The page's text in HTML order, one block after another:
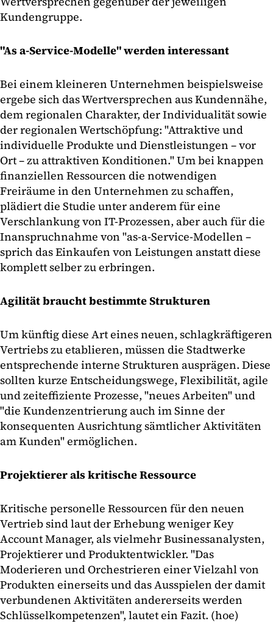
Kundengruppe.
"As a-Service-Modelle" werden interessant
Bei einem kleineren Unternehmen beispielsweise
ergebe sich das Wertversprechen aus Kundennähe,
dem regionalen Charakter, der Individualität sowie
der regionalen Wertschöpfung: "Attraktive und
individuelle Produkte und Dienstleistungen – vor
Ort – zu attraktiven Konditionen." Um bei knappen
finanziellen Ressourcen die notwendigen
Freiräume in den Unternehmen zu schaffen,
plädiert die Studie unter anderem für eine
Verschlankung von IT-Prozessen, aber auch für die
Inanspruchnahme von "as-a-Service-Modellen –
sprich das Einkaufen von Leistungen anstatt diese
komplett selber zu erbringen.
Agilität braucht bestimmte Strukturen
Um künftig diese Art eines neuen, schlagkräftigeren
Vertriebs zu etablieren, müssen die Stadtwerke
entsprechende interne Strukturen ausprägen. Diese
sollten kurze Entscheidungswege, Flexibilität, agile
und zeiteffiziente Prozesse, "neues Arbeiten" und
"die Kundenzentrierung auch im Sinne der
konsequenten Ausrichtung sämtlicher Aktivitäten
am Kunden" ermöglichen.
Projektierer als kritische Ressource
Kritische personelle Ressourcen für den neuen
Vertrieb sind laut der Erhebung weniger Key
Account Manager, als vielmehr Businessanalysten,
Projektierer und Produktentwickler. "Das
Moderieren und Orchestrieren einer Vielzahl von
Produkten einerseits und das Ausspielen der damit
verbundenen Aktivitäten andererseits werden
Schlüsselkompetenzen", lautet ein Fazit. (hoe)